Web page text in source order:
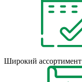
Широкий ассортимент